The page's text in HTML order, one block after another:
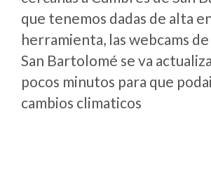
que tenemos dadas de alta
herramienta, las webcams
San Bartolomé se va
pocos minutos para que
cambios climaticos